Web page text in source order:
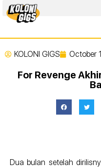
KOLONI GIGS October
For Revenge
Dua bulan setelah